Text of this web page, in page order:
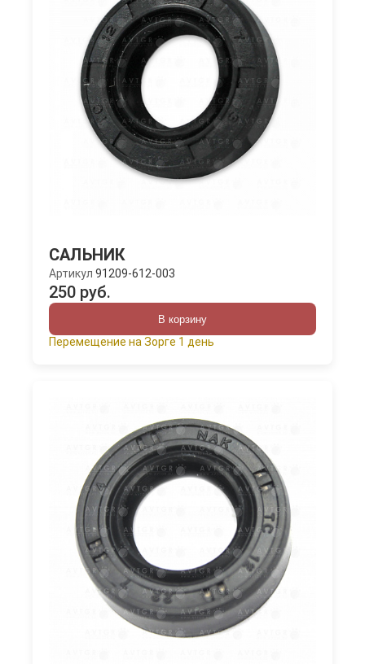
САЛЬНИК
Артикул 91209-612-003
250 руб.
В корзину
Перемещение на Зорге 1 день